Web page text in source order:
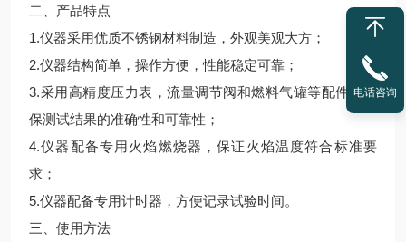
二、产品特点
1.仪器采用优质不锈钢材料制造，外观美观大方；
2.仪器结构简单，操作方便，性能稳定可靠；
3.采用高精度压力表，流量调节阀和燃料气罐等配件，确
保测试结果的准确性和可靠性；
4.仪器配备专用火焰燃烧器，保证火焰温度符合标准要
求；
5.仪器配备专用计时器，方便记录试验时间。
三、使用方法
电话咨询